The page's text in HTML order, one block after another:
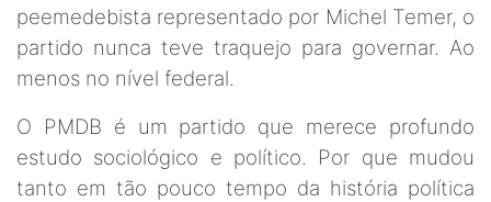
peemedebista representado por Michel Temer, o
partido nunca teve traquejo para governar. Ao
menos no nível federal.
O PMDB é um partido que merece profundo
estudo sociológico e político. Por que mudou
tanto em tão pouco tempo da história política